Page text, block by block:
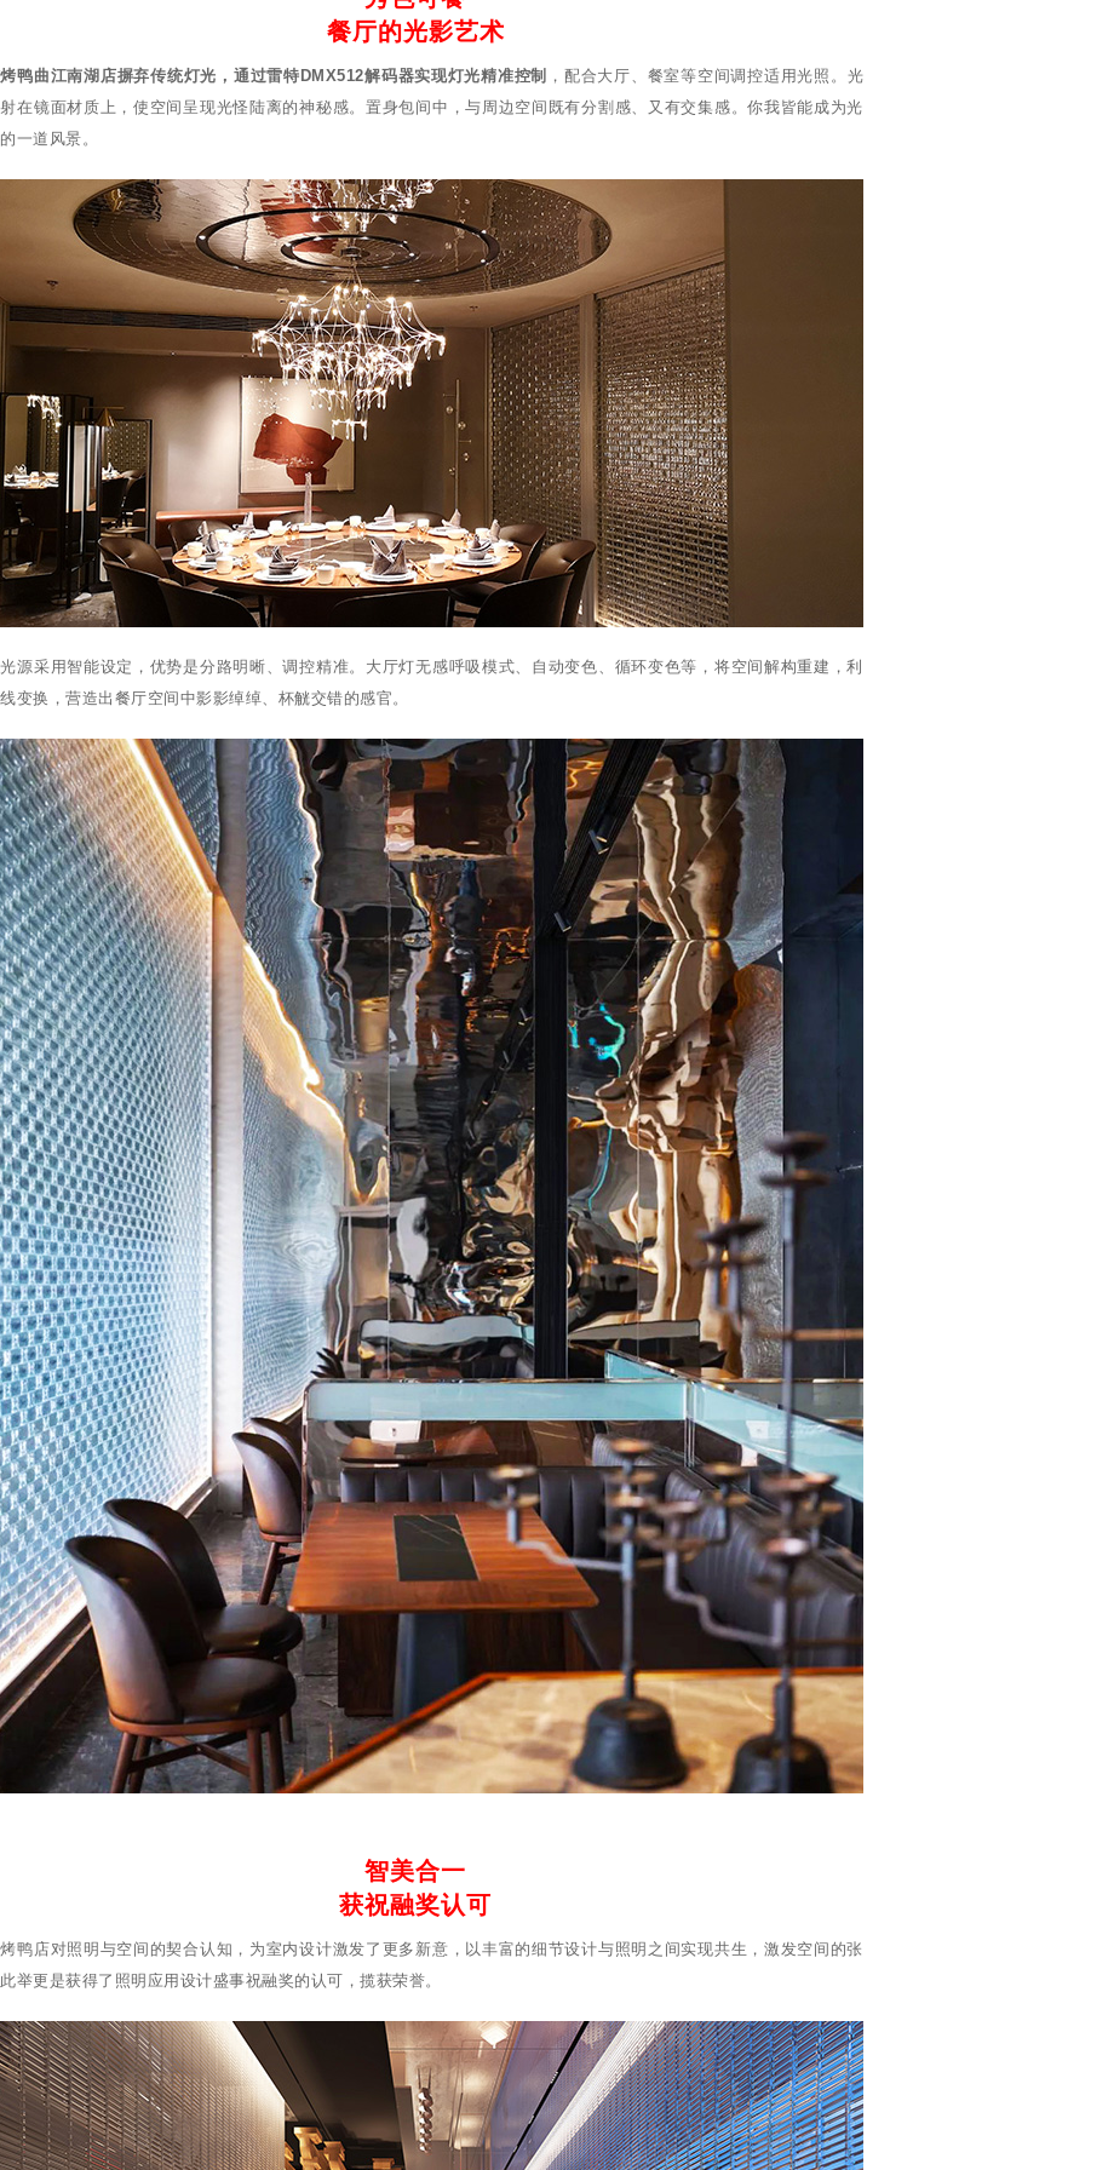
餐厅的光影艺术
鸭曲江南湖店摒弃传统灯光，通过雷特DMX512解码器实现灯光精准控制
，配合大厅、餐室等空间调控适用光照。光
在镜面材质上，使空间呈现光怪陆离的神秘感。置身包间中，与周边空间既有分割感、又有交集感。你我皆能成为光
一道风景。
源采用智能设定，优势是分路明晰、调控精准。大厅灯无感呼吸模式、自动变色、循环变色等，将空间解构重建，利
变换，营造出餐厅空间中影影绰绰、杯觥交错的感官。
智美合一
获祝融奖认可
鸭店对照明与空间的契合认知，为室内设计激发了更多新意，以丰富的细节设计与照明之间实现共生，激发空间的张
举更是获得了照明应用设计盛事祝融奖的认可，揽获荣誉。